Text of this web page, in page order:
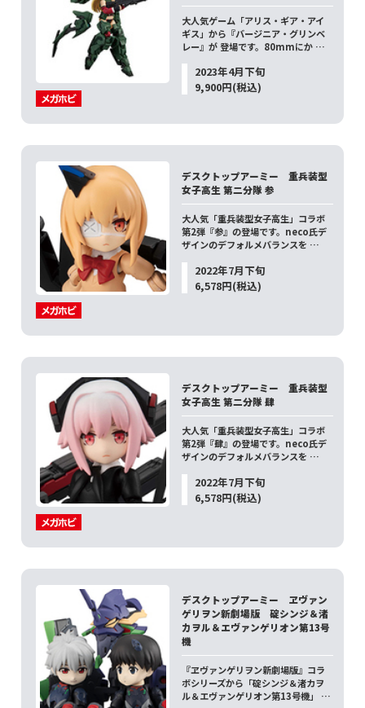
大人気ゲーム「アリス・ギア・アイ
ギス」から『バージニア・グリンベ
レー』が 登場です。80mmにか …
2023年4月下旬
9,900円(税込)
デスクトップアーミー 重兵装型
女子高生 第二分隊 参
大人気「重兵装型女子高生」コラボ
第2弾『参』の登場です。neco氏デ
ザインのデフォルメバランスを …
2022年7月下旬
6,578円(税込)
デスクトップアーミー 重兵装型
女子高生 第二分隊 肆
大人気「重兵装型女子高生」コラボ
第2弾『肆』の登場です。neco氏デ
ザインのデフォルメバランスを …
2022年7月下旬
6,578円(税込)
デスクトップアーミー ヱヴァン
ゲリヲン新劇場版 碇シンジ＆渚
カヲル＆エヴァンゲリオン第13号
機
『ヱヴァンゲリヲン新劇場版』コラ
ボシリーズから「碇シンジ＆渚カヲ
ル＆エヴァンゲリオン第13号機」 …